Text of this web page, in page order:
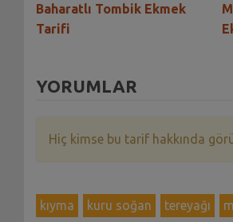
Baharatlı Tombik Ekmek
Tarifi
YORUMLAR
Hiç kimse bu tarif hakkında
kıyma kuru soğan tereyağı